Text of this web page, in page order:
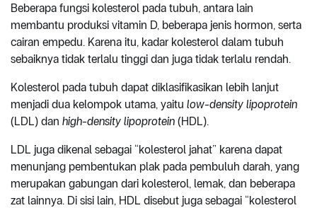
Beberapa fungsi kolesterol pada tubuh, antara lain
membantu produksi vitamin D, beberapa jenis hormon, serta
cairan empedu. Karena itu, kadar kolesterol dalam tubuh
sebaiknya tidak terlalu tinggi dan juga tidak terlalu rendah.
Kolesterol pada tubuh dapat diklasifikasikan lebih lanjut
menjadi dua kelompok utama, yaitu low-density lipoprotein
(LDL) dan high-density lipoprotein (HDL).
LDL juga dikenal sebagai “kolesterol jahat” karena dapat
menunjang pembentukan plak pada pembuluh darah, yang
merupakan gabungan dari kolesterol, lemak, dan beberapa
zat lainnya. Di sisi lain, HDL disebut juga sebagai “kolesterol